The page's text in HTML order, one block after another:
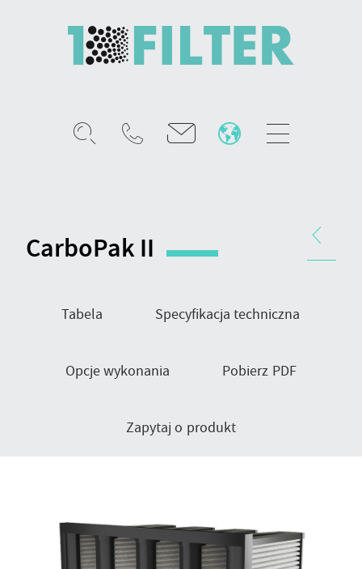
gazowejCarboPak II
produktu
Tabela Specyfikacja techniczna
Opcje wykonania Pobierz PDF
Zapytaj o produkt